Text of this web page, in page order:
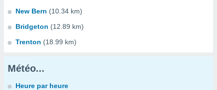
New Bern (10.34 km)
Bridgeton (12.89 km)
Trenton (18.99 km)
Météo...
Heure par heure